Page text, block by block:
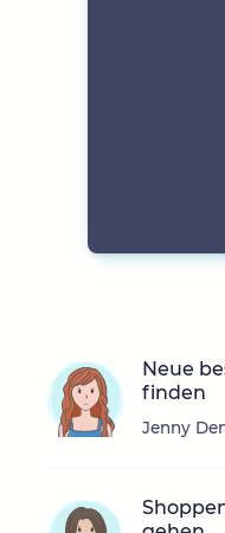
Neue
finden
Jenny